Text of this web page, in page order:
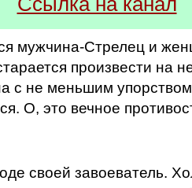
мужчина-Стрелец и
произвести на
с не меньшим
О, это вечное
своей завоеватель.